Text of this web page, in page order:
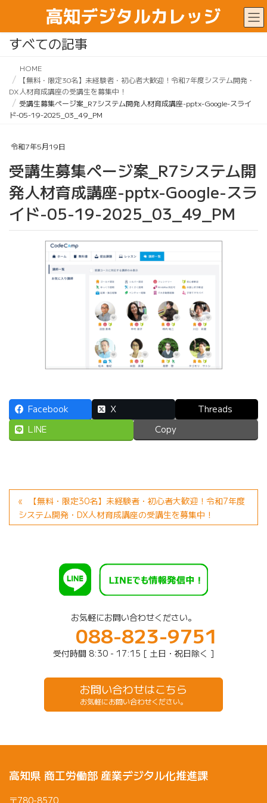
すべての記事
HOME
【無料・限定30名】未経験者・初心者大歓迎！令和7年度システム開発・
DX人材育成講座の受講生を募集中！
受講生募集ページ案_R7システム開発人材育成講座-pptx-Google-スライ
ド-05-19-2025_03_49_PM
令和7年5月19日
受講生募集ページ案_R7システム開
発人材育成講座-pptx-Google-スラ
イド-05-19-2025_03_49_PM
Facebook X
Threads
LINE
Copy
【無料・限定30名】未経験者・初心者大歓迎！令和7年度
システム開発・DX人材育成講座の受講生を募集中！
お気軽にお問い合わせください。
088-823-9751
受付時間 8:30 - 17:15 [ 土日・祝日除く ]
お問い合わせはこちら
お気軽にお問い合わせください。
高知県 商工労働部 産業デジタル化推進課
〒780-8570